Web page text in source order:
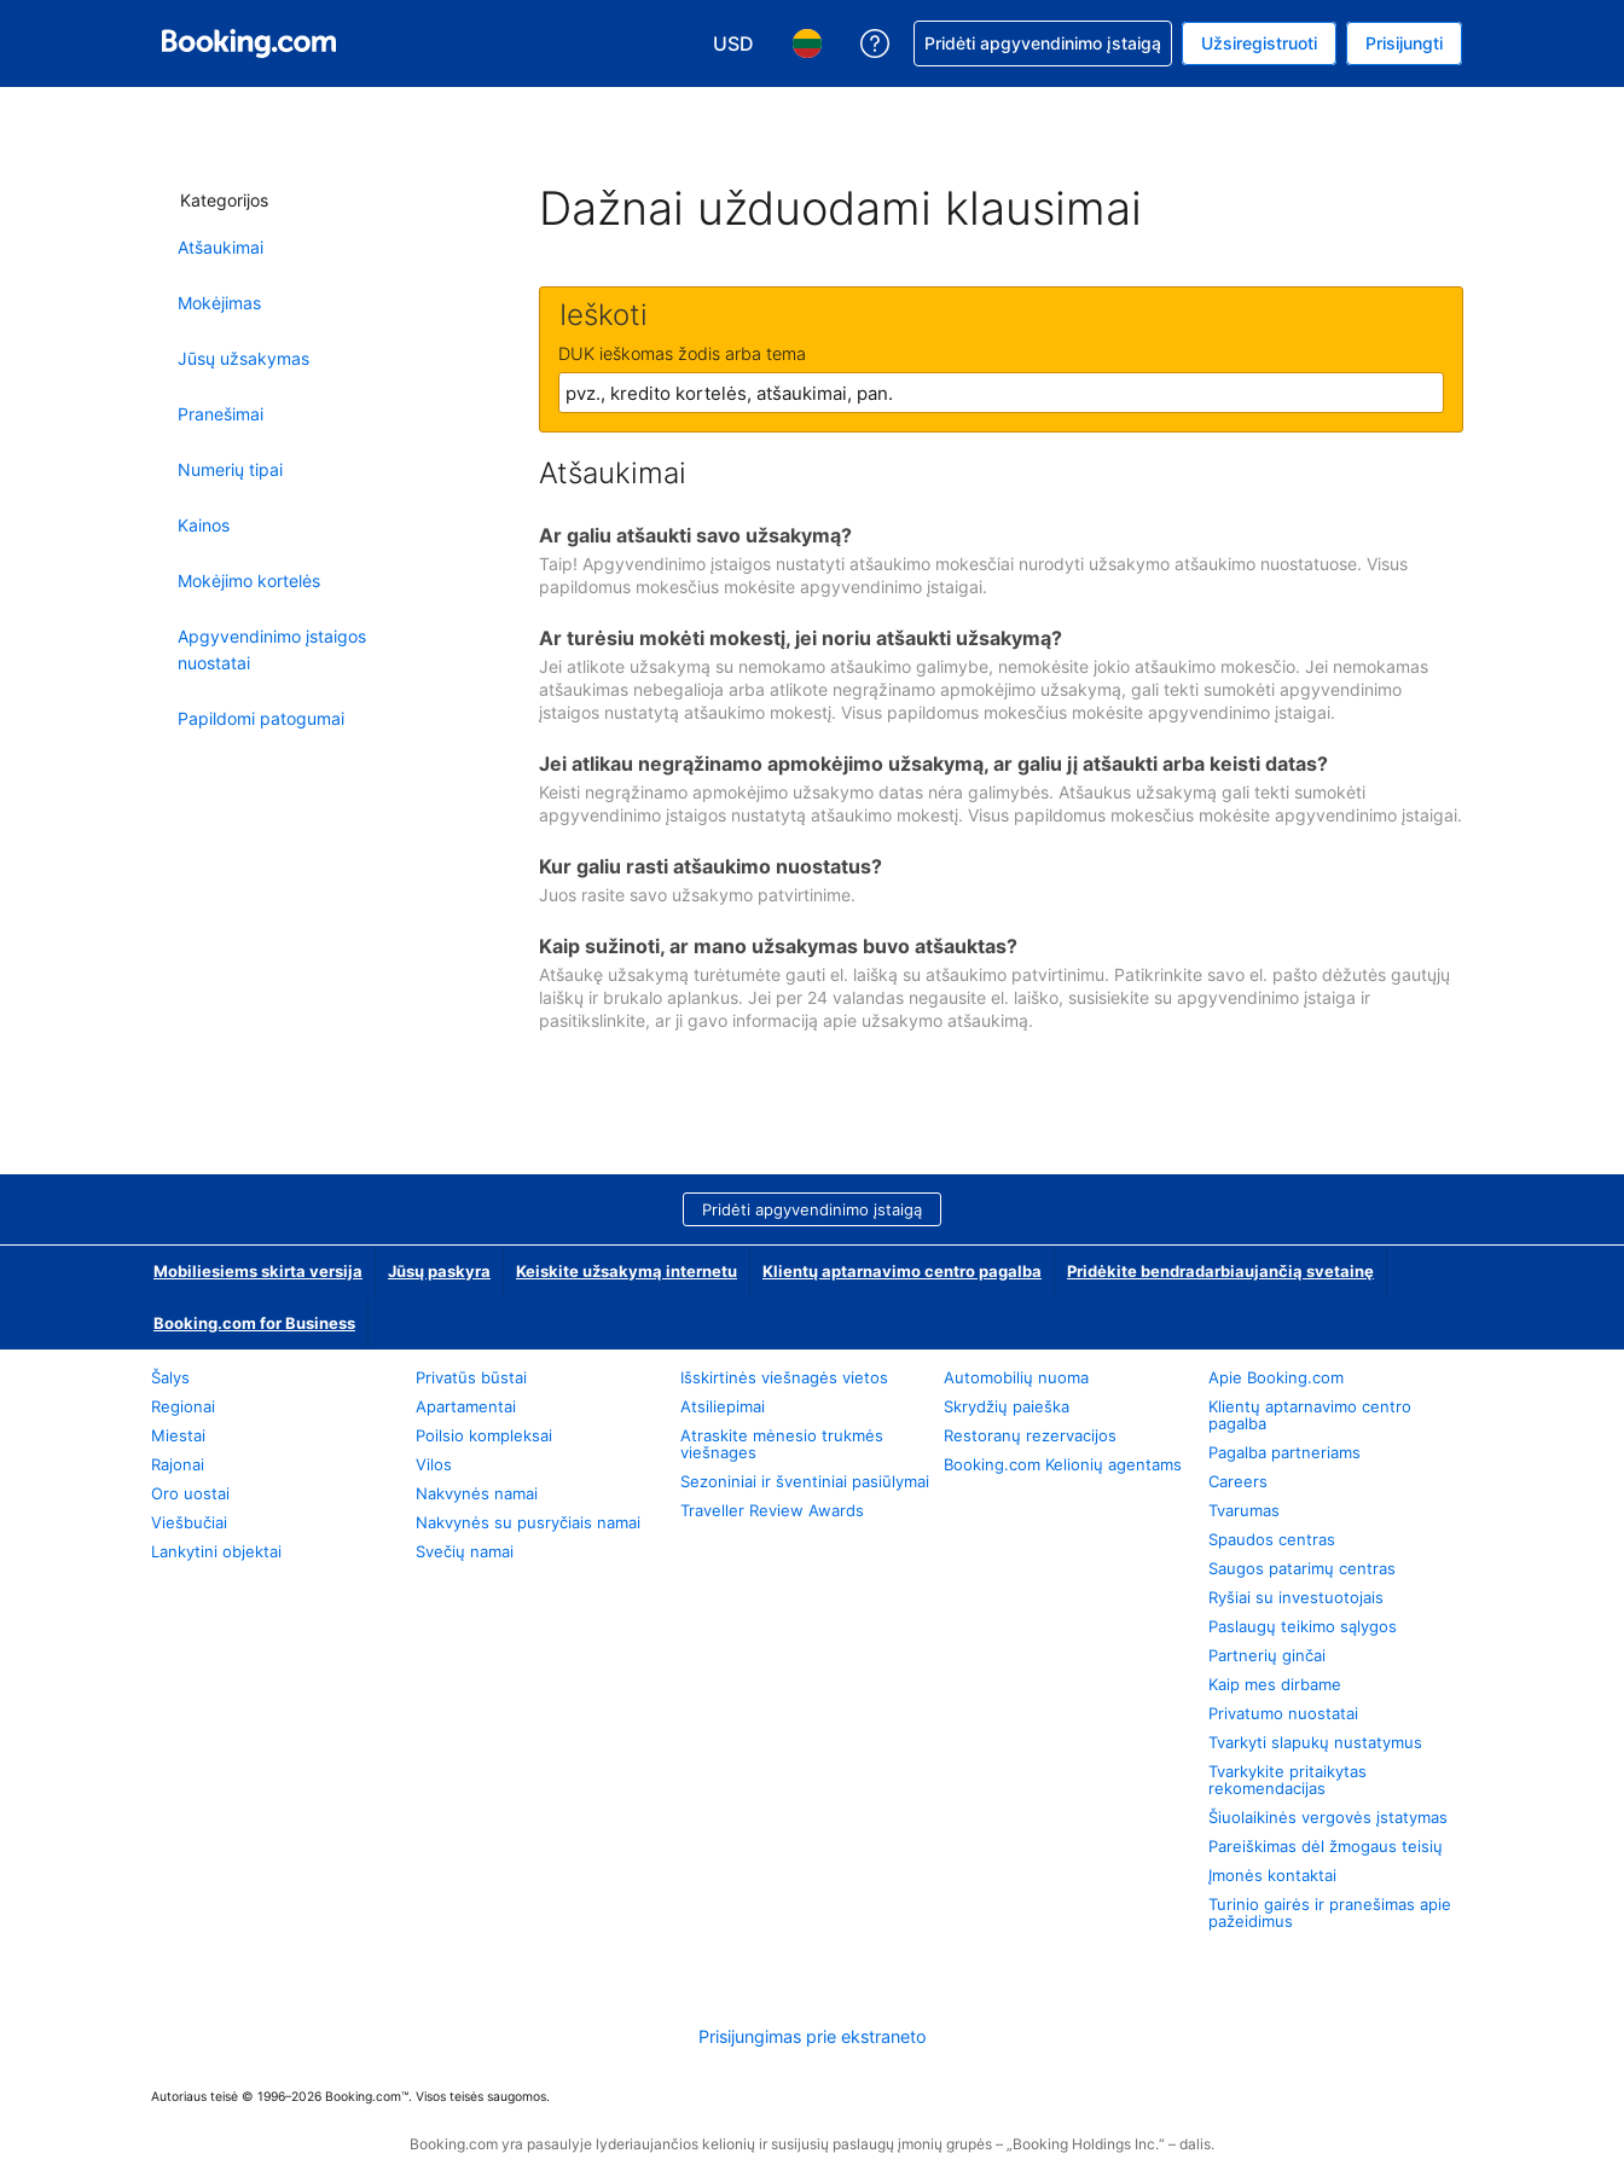
USD
Pasirinkite valiutą. Jūsų pasirinkta valiuta: Jungtinių Valstijų doleris
Pasirinkite kalbą. Jūsų pasirinkta kalba: Lietuvių
Pagalba dėl užsakymo
Pridėti apgyvendinimo įstaigą Užsiregistruoti Prisijungti
Kategorijos
Atšaukimai
Mokėjimas
Jūsų užsakymas
Pranešimai
Numerių tipai
Kainos
Mokėjimo kortelės
Apgyvendinimo įstaigos
nuostatai
Papildomi patogumai
Dažnai užduodami klausimai
Ieškoti
DUK ieškomas žodis arba tema
Atšaukimai
Ar galiu atšaukti savo užsakymą?
Taip! Apgyvendinimo įstaigos nustatyti atšaukimo mokesčiai nurodyti užsakymo atšaukimo nuostatuose. Visus
papildomus mokesčius mokėsite apgyvendinimo įstaigai.
Ar turėsiu mokėti mokestį, jei noriu atšaukti užsakymą?
Jei atlikote užsakymą su nemokamo atšaukimo galimybe, nemokėsite jokio atšaukimo mokesčio. Jei nemokamas
atšaukimas nebegalioja arba atlikote negrąžinamo apmokėjimo užsakymą, gali tekti sumokėti apgyvendinimo
įstaigos nustatytą atšaukimo mokestį. Visus papildomus mokesčius mokėsite apgyvendinimo įstaigai.
Jei atlikau negrąžinamo apmokėjimo užsakymą, ar galiu jį atšaukti arba keisti datas?
Keisti negrąžinamo apmokėjimo užsakymo datas nėra galimybės. Atšaukus užsakymą gali tekti sumokėti
apgyvendinimo įstaigos nustatytą atšaukimo mokestį. Visus papildomus mokesčius mokėsite apgyvendinimo įstaigai.
Kur galiu rasti atšaukimo nuostatus?
Juos rasite savo užsakymo patvirtinime.
Kaip sužinoti, ar mano užsakymas buvo atšauktas?
Atšaukę užsakymą turėtumėte gauti el. laišką su atšaukimo patvirtinimu. Patikrinkite savo el. pašto dėžutės gautųjų
laiškų ir brukalo aplankus. Jei per 24 valandas negausite el. laiško, susisiekite su apgyvendinimo įstaiga ir
pasitikslinkite, ar ji gavo informaciją apie užsakymo atšaukimą.
Pridėti apgyvendinimo įstaigą
Mobiliesiems skirta versija Jūsų paskyra Keiskite užsakymą internetu Klientų aptarnavimo centro pagalba Pridėkite bendradarbiaujančią svetainę
Booking.com for Business
Šalys
Regionai
Miestai
Rajonai
Oro uostai
Viešbučiai
Lankytini objektai
Privatūs būstai
Apartamentai
Poilsio kompleksai
Vilos
Nakvynės namai
Nakvynės su pusryčiais namai
Svečių namai
Išskirtinės viešnagės vietos
Atsiliepimai
Atraskite mėnesio trukmės
viešnages
Sezoniniai ir šventiniai pasiūlymai
Traveller Review Awards
Automobilių nuoma
Skrydžių paieška
Restoranų rezervacijos
Booking.com Kelionių agentams
Apie Booking.com
Klientų aptarnavimo centro
pagalba
Pagalba partneriams
Careers
Tvarumas
Spaudos centras
Saugos patarimų centras
Ryšiai su investuotojais
Paslaugų teikimo sąlygos
Partnerių ginčai
Kaip mes dirbame
Privatumo nuostatai
Tvarkyti slapukų nustatymus
Tvarkykite pritaikytas
rekomendacijas
Šiuolaikinės vergovės įstatymas
Pareiškimas dėl žmogaus teisių
Įmonės kontaktai
Turinio gairės ir pranešimas apie
pažeidimus
Prisijungimas prie ekstraneto
Autoriaus teisė © 1996–2026 Booking.com™. Visos teisės saugomos.
Booking.com yra pasaulyje lyderiaujančios kelionių ir susijusių paslaugų įmonių grupės – „Booking Holdings Inc.“ – dalis.